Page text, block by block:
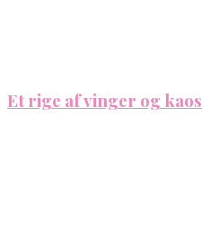
Et rige af vinger og kaos